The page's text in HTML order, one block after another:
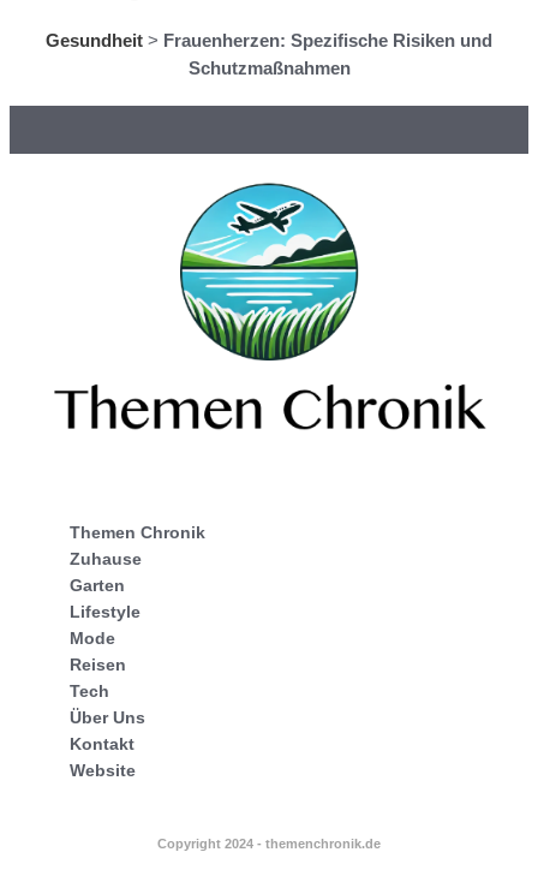
Gesundheit > Frauenherzen: Spezifische Risiken und
Schutzmaßnahmen
Themen Chronik
Zuhause
Garten
Lifestyle
Mode
Reisen
Tech
Über Uns
Kontakt
Website
Copyright 2024 - themenchronik.de